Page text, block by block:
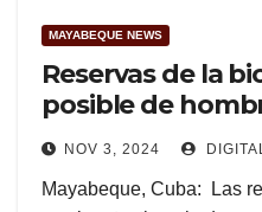
MAYABEQUE NEWS
Reservas de la
posible de
NOV 3, 2024
Mayabeque, Cuba: Las